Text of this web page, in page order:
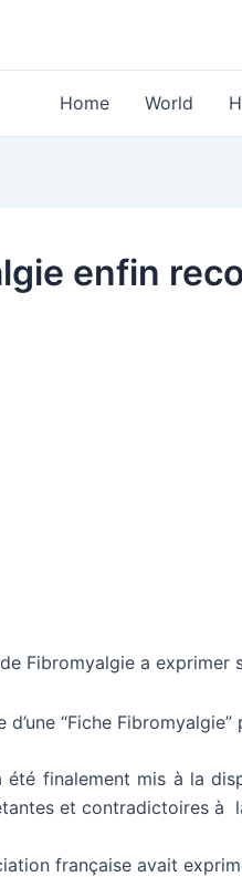
Home World
enfin
de Fibromyalgie a
d’une “Fiche
finalement mis à la
et contradictoires à
française avait